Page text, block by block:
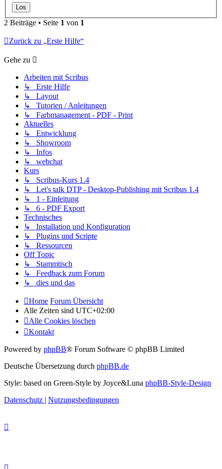
2 Beiträge • Seite 1 von 1
Zurück zu „Erste Hilfe“
Gehe zu
Arbeiten mit Scribus
↳ Erste Hilfe
↳ Layout
↳ Tutorien / Anleitungen
↳ Farbmanagement - PDF - Print
Aktuelles
↳ Entwicklung
↳ Showroom
↳ Infos
↳ webchat
Kurs
↳ Scribus-Kurs 1.4
↳ Let's talk DTP - Desktop-Publishing mit Scribus 1.4
↳ 1 - Einleitung
↳ 6 - PDF Export
Technisches
↳ Installation und Konfiguration
↳ Plugins und Scripte
↳ Ressourcen
Off Topic
↳ Stammtisch
↳ Feedback zum Forum
↳ dies und das
Home Forum Übersicht
Alle Zeiten sind UTC+02:00
Alle Cookies löschen
Kontakt
Powered by phpBB® Forum Software © phpBB Limited
Deutsche Übersetzung durch phpBB.de
Style: based on Green-Style by Joyce&Luna phpBB-Style-Design
Datenschutz | Nutzungsbedingungen